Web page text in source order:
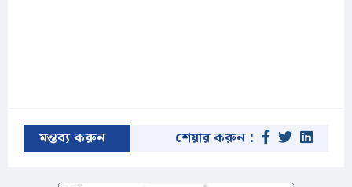
মন্তব্য করুন শেয়ার করুন :